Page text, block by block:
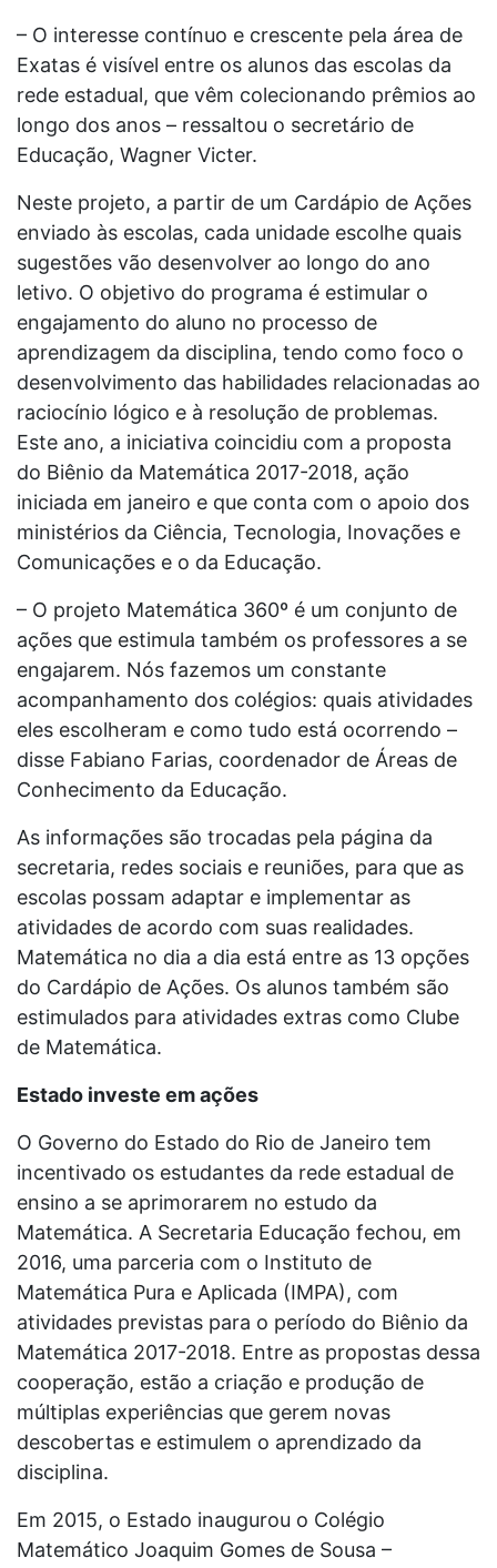
– O interesse contínuo e crescente pela área de
Exatas é visível entre os alunos das escolas da
rede estadual, que vêm colecionando prêmios ao
longo dos anos – ressaltou o secretário de
Educação, Wagner Victer.
Neste projeto, a partir de um Cardápio de Ações
enviado às escolas, cada unidade escolhe quais
sugestões vão desenvolver ao longo do ano
letivo. O objetivo do programa é estimular o
engajamento do aluno no processo de
aprendizagem da disciplina, tendo como foco o
desenvolvimento das habilidades relacionadas ao
raciocínio lógico e à resolução de problemas.
Este ano, a iniciativa coincidiu com a proposta
do Biênio da Matemática 2017-2018, ação
iniciada em janeiro e que conta com o apoio dos
ministérios da Ciência, Tecnologia, Inovações e
Comunicações e o da Educação.
– O projeto Matemática 360º é um conjunto de
ações que estimula também os professores a se
engajarem. Nós fazemos um constante
acompanhamento dos colégios: quais atividades
eles escolheram e como tudo está ocorrendo –
disse Fabiano Farias, coordenador de Áreas de
Conhecimento da Educação.
As informações são trocadas pela página da
secretaria, redes sociais e reuniões, para que as
escolas possam adaptar e implementar as
atividades de acordo com suas realidades.
Matemática no dia a dia está entre as 13 opções
do Cardápio de Ações. Os alunos também são
estimulados para atividades extras como Clube
de Matemática.
Estado investe em ações
O Governo do Estado do Rio de Janeiro tem
incentivado os estudantes da rede estadual de
ensino a se aprimorarem no estudo da
Matemática. A Secretaria Educação fechou, em
2016, uma parceria com o Instituto de
Matemática Pura e Aplicada (IMPA), com
atividades previstas para o período do Biênio da
Matemática 2017-2018. Entre as propostas dessa
cooperação, estão a criação e produção de
múltiplas experiências que gerem novas
descobertas e estimulem o aprendizado da
disciplina.
Em 2015, o Estado inaugurou o Colégio
Matemático Joaquim Gomes de Sousa –